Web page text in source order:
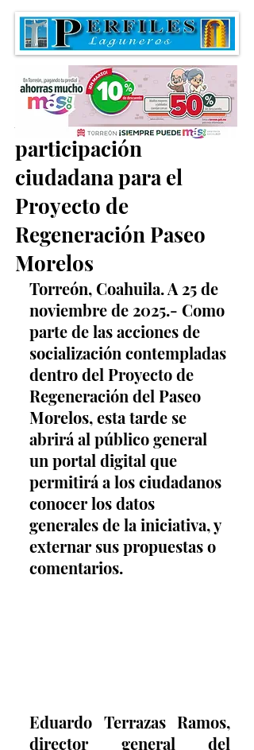
Abren portal web de
participación
ciudadana para el
Proyecto de
Regeneración Paseo
Morelos
Torreón, Coahuila. A 25 de
noviembre de 2025.- Como
parte de las acciones de
socialización contempladas
dentro del Proyecto de
Regeneración del Paseo
Morelos, esta tarde se
abrirá al público general
un portal digital que
permitirá a los ciudadanos
conocer los datos
generales de la iniciativa, y
externar sus propuestas o
comentarios.
Eduardo Terrazas Ramos,
director general del